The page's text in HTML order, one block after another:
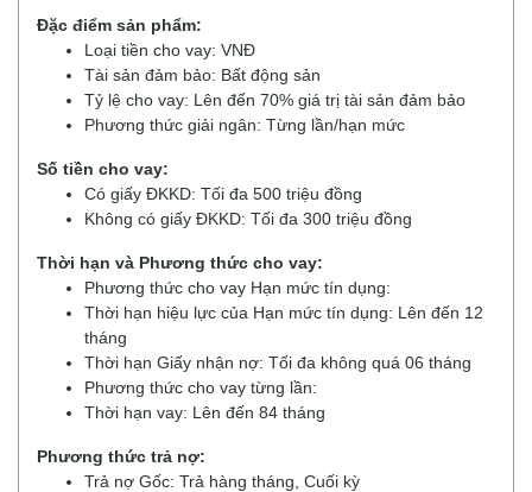
Đặc điểm sản phẩm:
Loại tiền cho vay: VNĐ
Tài sản đảm bảo: Bất động sản
Tỷ lệ cho vay: Lên đến 70% giá trị tài sản đảm bảo
Phương thức giải ngân: Từng lần/hạn mức
Số tiền cho vay:
Có giấy ĐKKD: Tối đa 500 triệu đồng
Không có giấy ĐKKD: Tối đa 300 triệu đồng
Thời hạn và Phương thức cho vay:
Phương thức cho vay Hạn mức tín dụng:
Thời hạn hiệu lực của Hạn mức tín dụng: Lên đến 12
tháng
Thời hạn Giấy nhận nợ: Tối đa không quá 06 tháng
Phương thức cho vay từng lần:
Thời hạn vay: Lên đến 84 tháng
Phương thức trả nợ:
Trả nợ Gốc: Trả hàng tháng, Cuối kỳ